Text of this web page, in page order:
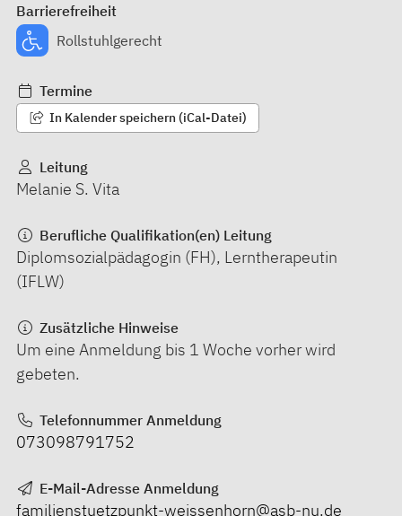
Barrierefreiheit
Rollstuhlgerecht
Termine
In Kalender speichern (iCal-Datei)
Leitung
Melanie S. Vita
Berufliche Qualifikation(en) Leitung
Diplomsozialpädagogin (FH), Lerntherapeutin
(IFLW)
Zusätzliche Hinweise
Um eine Anmeldung bis 1 Woche vorher wird
gebeten.
Telefonnummer Anmeldung
073098791752
E-Mail-Adresse Anmeldung
familienstuetzpunkt-weissenhorn@asb-nu.de